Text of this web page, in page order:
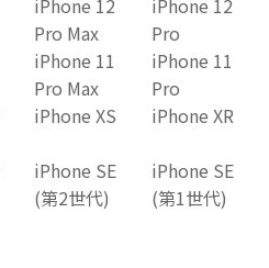
iPhone 12
Pro Max
iPhone 12
Pro
iPhone 11
Pro Max
iPhone 11
Pro
iPhone XS iPhone XR
iPhone SE
(第2世代)
iPhone SE
(第1世代)